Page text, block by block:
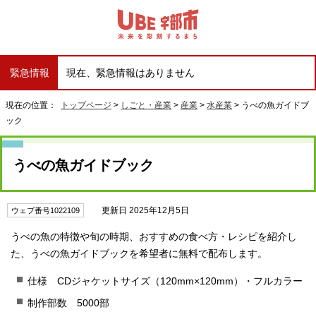
緊急情報 現在、緊急情報はありません
現在の位置： トップページ > しごと・産業 > 産業 > 水産業 > うべの魚ガイドブ
ック
うべの魚ガイドブック
ウェブ番号1022109 更新日 2025年12月5日
うべの魚の特徴や旬の時期、おすすめの食べ方・レシピを紹介し
た、うべの魚ガイドブックを希望者に無料で配布します。
仕様 CDジャケットサイズ（120mm×120mm）・フルカラー
制作部数 5000部